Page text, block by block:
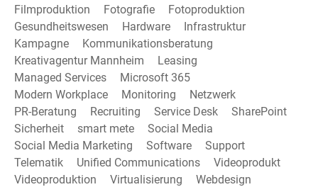
Filmproduktion
Fotografie
Fotoproduktion
Gesundheitswesen
Hardware
Infrastruktur
Kampagne
Kommunikationsberatung
Kreativagentur Mannheim
Leasing
Managed Services
Microsoft 365
Modern Workplace
Monitoring
Netzwerk
PR-Beratung
Recruiting Service Desk
SharePoint
Sicherheit
smart mete
Social Media
Social Media Marketing
Software
Support
Telematik
Unified Communications
Videoprodukt
Videoproduktion
Virtualisierung
Webdesign